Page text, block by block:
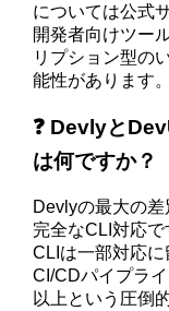
については公式
開発者向けツー
リプション型の
能性があります。
❓ Devlyと
は何ですか？
Devlyの最大の
完全なCLI対応
CLIは一部対応
CI/CDパイプラ
以上という圧倒